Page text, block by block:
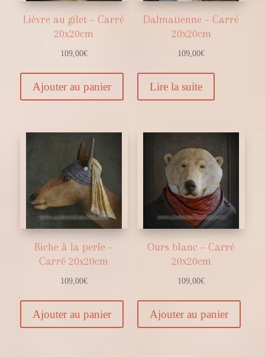
Lièvre au gilet – Carré
20x20cm
109,00€
Ajouter au panier
Dalmatienne – Carré
20x20cm
109,00€
Lire la suite
Biche à la perle –
Carré 20x20cm
109,00€
Ajouter au panier
Ours blanc – Carré
20x20cm
109,00€
Ajouter au panier